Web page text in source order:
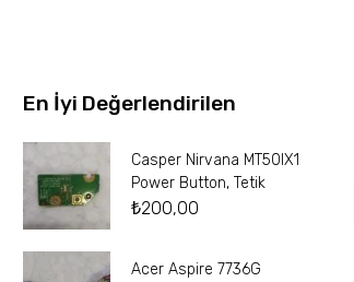
En İyi Değerlendirilen
Casper Nirvana MT50IX1
Power Button, Tetik
₺200,00
Acer Aspire 7736G